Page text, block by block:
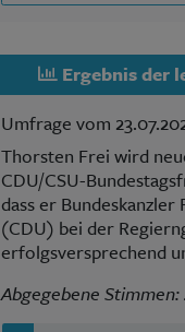
Ergebnis der
Umfrage vom
Thorsten Frei wird
CDU/CSU-
dass er
(CDU) bei der
erfolgsversprechend
Abgegebene Stimmen: